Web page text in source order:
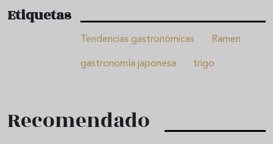
Etiquetas
Tendencias gastronómicas Ramen
gastronomía japonesa trigo
Recomendado